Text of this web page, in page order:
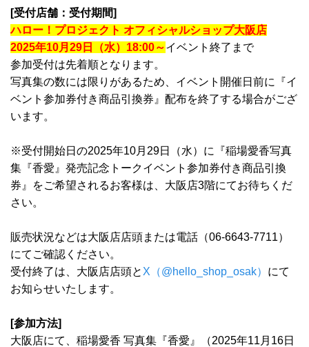
[受付店舗：受付期間]
ハロー！プロジェクト オフィシャルショップ大阪店
2025年10月29日（水）18:00～イベント終了まで
参加受付は先着順となります。
写真集の数には限りがあるため、イベント開催日前に『イ
ベント参加券付き商品引換券』配布を終了する場合がござ
います。
※受付開始日の2025年10月29日（水）に『稲場愛香写真
集『香愛』発売記念トークイベント参加券付き商品引換
券』をご希望されるお客様は、大阪店3階にてお待ちくだ
さい。
販売状況などは大阪店店頭または電話（06-6643-7711）
にてご確認ください。
受付終了は、大阪店店頭と X（@hello_shop_osak） にて
お知らせいたします。
[参加方法]
大阪店にて、稲場愛香 写真集『香愛』（2025年11月16日